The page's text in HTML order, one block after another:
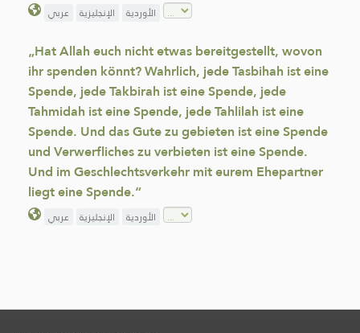
عربي الإنجليزية الأوردية
„Hat Allah euch nicht etwas bereitgestellt, wovon
ihr spenden könnt? Wahrlich, jede Tasbihah ist eine
Spende, jede Takbirah ist eine Spende, jede
Tahmidah ist eine Spende, jede Tahlilah ist eine
Spende. Und das Gute zu gebieten ist eine Spende
und Verwerfliches zu verbieten ist eine Spende.
Und im Geschlechtsverkehr mit eurem Ehepartner
liegt eine Spende.“
عربي الإنجليزية الأوردية